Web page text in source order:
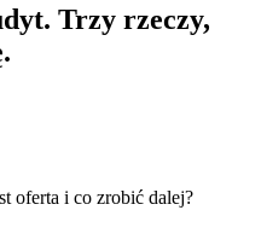
Trzy rzeczy,
oferta i co zrobić dalej?